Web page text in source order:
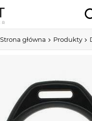
Strona główna Produkty